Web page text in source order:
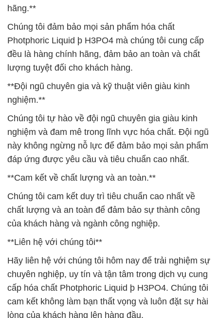
hãng.**
Chúng tôi đảm bảo mọi sản phẩm hóa chất
Photphoric Liquid þ H3PO4 mà chúng tôi cung cấp
đều là hàng chính hãng, đảm bảo an toàn và chất
lượng tuyệt đối cho khách hàng.
**Đội ngũ chuyên gia và kỹ thuật viên giàu kinh
nghiệm.**
Chúng tôi tự hào về đội ngũ chuyên gia giàu kinh
nghiệm và đam mê trong lĩnh vực hóa chất. Đội ngũ
này không ngừng nỗ lực để đảm bảo mọi sản phẩm
đáp ứng được yêu cầu và tiêu chuẩn cao nhất.
**Cam kết về chất lượng và an toàn.**
Chúng tôi cam kết duy trì tiêu chuẩn cao nhất về
chất lượng và an toàn để đảm bảo sự thành công
của khách hàng và ngành công nghiệp.
**Liên hệ với chúng tôi**
Hãy liên hệ với chúng tôi hôm nay để trải nghiệm sự
chuyên nghiệp, uy tín và tận tâm trong dịch vụ cung
cấp hóa chất Photphoric Liquid þ H3PO4. Chúng tôi
cam kết không làm bạn thất vọng và luôn đặt sự hài
lòng của khách hàng lên hàng đầu.